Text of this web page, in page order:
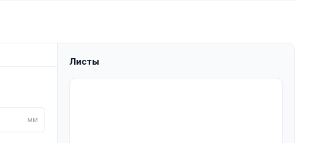
мм
Листы